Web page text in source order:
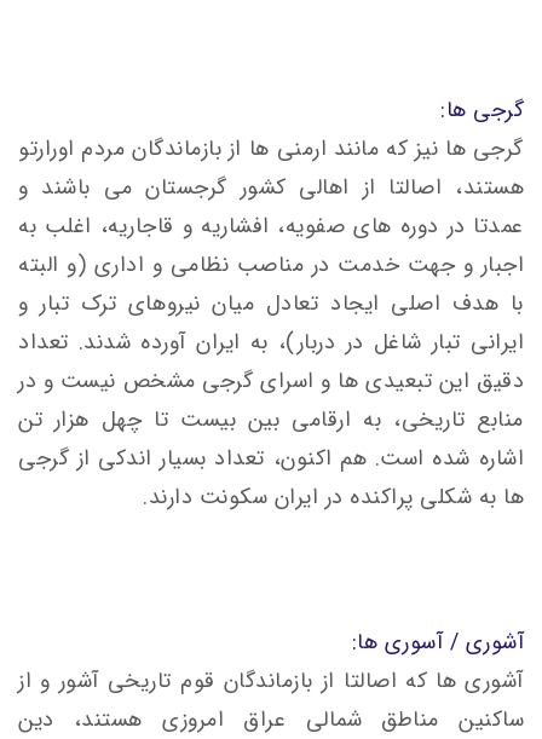
گرجی ها:
گرجی ها نیز که مانند ارمنی ها از بازماندگان مردم اورارتو
هستند، اصالتا از اهالی کشور گرجستان می باشند و
عمدتا در دوره های صفویه، افشاریه و قاجاریه، اغلب به
اجبار و جهت خدمت در مناصب نظامی و اداری (و البته
با هدف اصلی ایجاد تعادل میان نیروهای ترک تبار و
ایرانی تبار شاغل در دربار)، به ایران آورده شدند. تعداد
دقیق این تبعیدی ها و اسرای گرجی مشخص نیست و در
منابع تاریخی، به ارقامی بین بیست تا چهل هزار تن
اشاره شده است. هم اکنون، تعداد بسیار اندکی از گرجی
ها به شکلی پراکنده در ایران سکونت دارند.
آشوری / آسوری ها:
آشوری ها که اصالتا از بازماندگان قوم تاریخی آشور و از
ساکنین مناطق شمالی عراق امروزی هستند، دین